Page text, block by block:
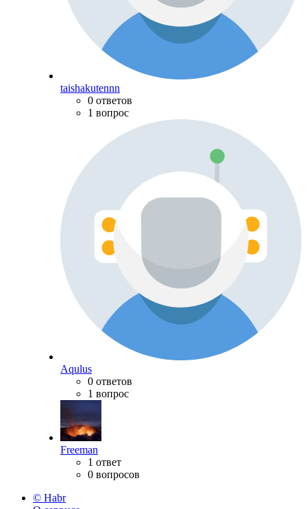
taishakutennn
0 ответов
1 вопрос
Aqulus
0 ответов
1 вопрос
Freeman
1 ответ
0 вопросов
© Habr